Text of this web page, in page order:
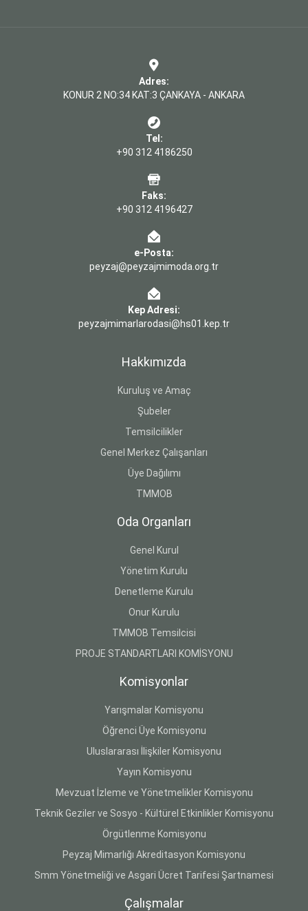
Adres:
KONUR 2 NO:34 KAT:3 ÇANKAYA - ANKARA
Tel:
+90 312 4186250
Faks:
+90 312 4196427
e-Posta:
peyzaj@peyzajmimoda.org.tr
Kep Adresi:
peyzajmimarlarodasi@hs01.kep.tr
Hakkımızda
Kuruluş ve Amaç
Şubeler
Temsilcilikler
Genel Merkez Çalışanları
Üye Dağılımı
TMMOB
Oda Organları
Genel Kurul
Yönetim Kurulu
Denetleme Kurulu
Onur Kurulu
TMMOB Temsilcisi
PROJE STANDARTLARI KOMİSYONU
Komisyonlar
Yarışmalar Komisyonu
Öğrenci Üye Komisyonu
Uluslararası İlişkiler Komisyonu
Yayın Komisyonu
Mevzuat İzleme ve Yönetmelikler Komisyonu
Teknik Geziler ve Sosyo - Kültürel Etkinlikler Komisyonu
Örgütlenme Komisyonu
Peyzaj Mimarlığı Akreditasyon Komisyonu
Smm Yönetmeliği ve Asgari Ücret Tarifesi Şartnamesi
Çalışmalar